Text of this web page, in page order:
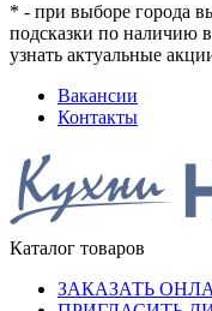
* - при выборе города
подсказки по наличию
узнать актуальные
Вакансии
Контакты
Каталог товаров
ЗАКАЗАТЬ